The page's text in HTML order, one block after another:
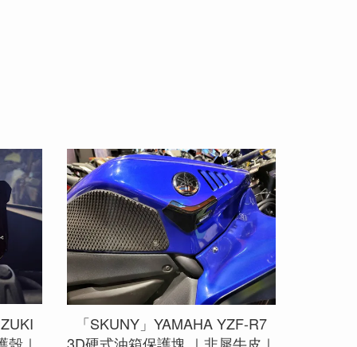
｜
「SKUNY」YAMAHA YZF-R7
3D硬式油箱保護塊 ｜非犀牛皮｜